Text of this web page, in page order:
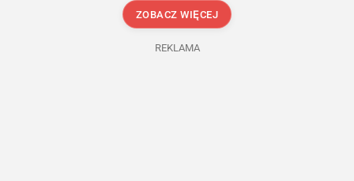
ZOBACZ WIĘCEJ
REKLAMA